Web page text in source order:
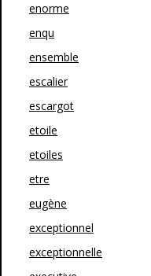
enorme
enqu
ensemble
escalier
escargot
etoile
etoiles
etre
eugène
exceptionnel
exceptionnelle